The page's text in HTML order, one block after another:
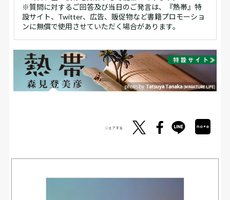
※質問に対するご回答及び当日のご発言は、『熱帯』特
設サイト、Twitter、広告、販促物など書籍プロモーショ
ンに無償で使用させていただく場合があります。
シェアする